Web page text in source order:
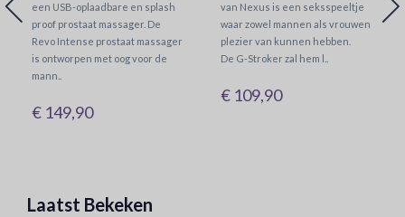
een USB-oplaadbare en splash
proof prostaat massager. De
Revo Intense prostaat massager
is ontworpen met oog voor de
mann..
€ 149,90
van Nexus is een seksspeeltje
waar zowel mannen als vrouwen
plezier van kunnen hebben.
De G-Stroker zal hem l..
€ 109,90
Laatst Bekeken